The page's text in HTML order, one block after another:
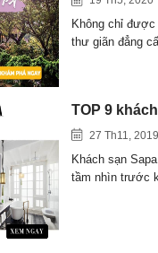
Không chỉ
thư giãn đẳng
TOP 9
27 Th11, 2019
Khách sạn
tầm nhìn trước